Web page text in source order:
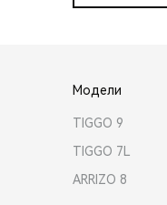
Модели
TIGGO 9
TIGGO 7L
ARRIZO 8